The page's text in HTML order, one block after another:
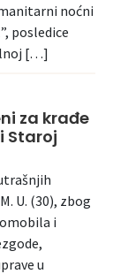
noćni
posledice
[…]
za krađe
Staroj
U. (30), zbog
i
u